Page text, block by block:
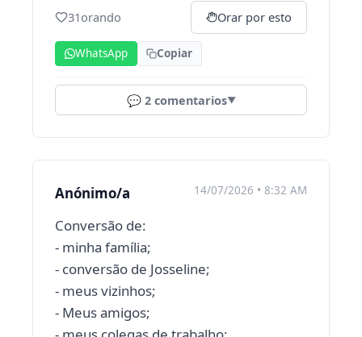
31orando Orar por esto
WhatsApp Copiar
💬 2comentarios▼
Anónimo/a 14/07/2026 • 8:32 AM
Conversão de:
- minha família;
- conversão de Josseline;
- meus vizinhos;
- Meus amigos;